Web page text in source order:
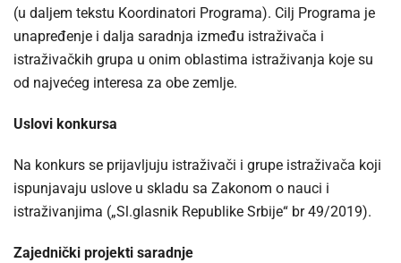
(u daljem tekstu Koordinatori Programa). Cilj Programa je
unapređenje i dalja saradnja između istraživača i
istraživačkih grupa u onim oblastima istraživanja koje su
od najvećeg interesa za obe zemlje.
Uslovi konkursa
Na konkurs se prijavljuju istraživači i grupe istraživača koji
ispunjavaju uslove u skladu sa Zakonom o nauci i
istraživanjima („Sl.glasnik Republike Srbije“ br 49/2019).
Zajednički projekti saradnje